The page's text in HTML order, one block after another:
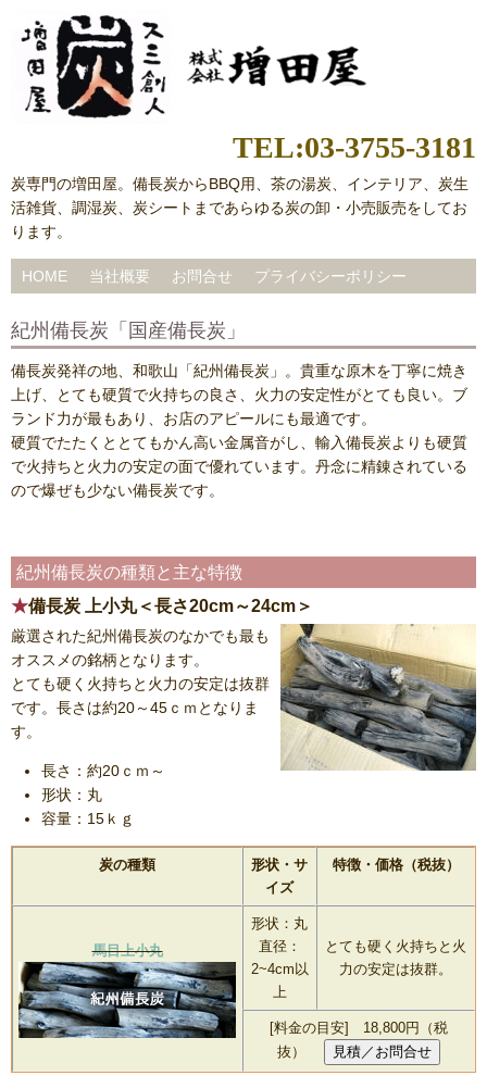
TEL:03-3755-3181
炭専門の増田屋。備長炭からBBQ用、茶の湯炭、インテリア、炭生
活雑貨、調湿炭、炭シートまであらゆる炭の卸・小売販売をしてお
ります。
HOME 当社概要 お問合せ プライバシーポリシー
紀州備長炭「国産備長炭」
備長炭発祥の地、和歌山「紀州備長炭」。貴重な原木を丁寧に焼き
上げ、とても硬質で火持ちの良さ、火力の安定性がとても良い。ブ
ランド力が最もあり、お店のアピールにも最適です。
硬質でたたくととてもかん高い金属音がし、輸入備長炭よりも硬質
で火持ちと火力の安定の面で優れています。丹念に精錬されている
ので爆ぜも少ない備長炭です。
紀州備長炭の種類と主な特徴
備長炭 上小丸＜長さ20cm～24cm＞
厳選された紀州備長炭のなかでも最も
オススメの銘柄となります。
とても硬く火持ちと火力の安定は抜群
です。長さは約20～45ｃｍとなりま
す。
長さ：約20ｃｍ～
形状：丸
容量：15ｋｇ
炭の種類
形状・サ
イズ
特徴・価格（税抜）
馬目上小丸
形状：丸
直径：
2~4cm以
上
とても硬く火持ちと火
力の安定は抜群。
[料金の目安] 18,800円（税
抜）